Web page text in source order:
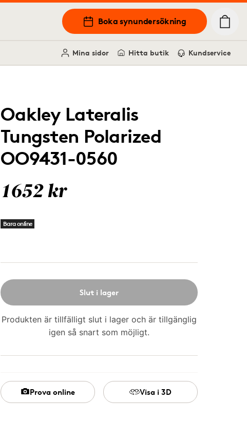
Boka synundersökning
Mina sidor Hitta butik Kundservice
Oakley Lateralis
Tungsten Polarized
OO9431-0560
1652 kr
Bara online
Slut i lager
Produkten är tillfälligt slut i lager och är tillgänglig
igen så snart som möjligt.
Prova online Visa i 3D